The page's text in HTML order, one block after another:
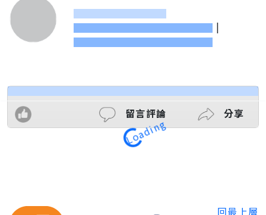
|
留言評論 分享
Loading
回最上層